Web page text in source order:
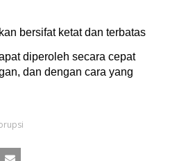
bersifat ketat dan terbatas
diperoleh secara cepat
dan dengan cara yang